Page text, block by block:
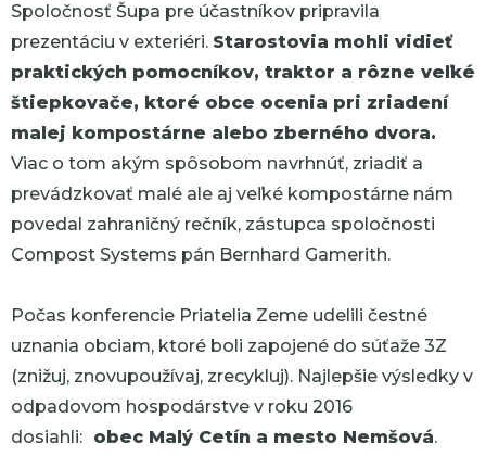
Spoločnosť Šupa pre účastníkov pripravila
prezentáciu v exteriéri. Starostovia mohli vidieť
praktických pomocníkov, traktor a rôzne veľké
štiepkovače, ktoré obce ocenia pri zriadení
malej kompostárne alebo zberného dvora.
Viac o tom akým spôsobom navrhnúť, zriadiť a
prevádzkovať malé ale aj veľké kompostárne nám
povedal zahraničný rečník, zástupca spoločnosti
Compost Systems pán Bernhard Gamerith.
Počas konferencie Priatelia Zeme udelili čestné
uznania obciam, ktoré boli zapojené do súťaže 3Z
(znižuj, znovupoužívaj, zrecykluj). Najlepšie výsledky v
odpadovom hospodárstve v roku 2016
dosiahli: obec Malý Cetín a mesto Nemšová.